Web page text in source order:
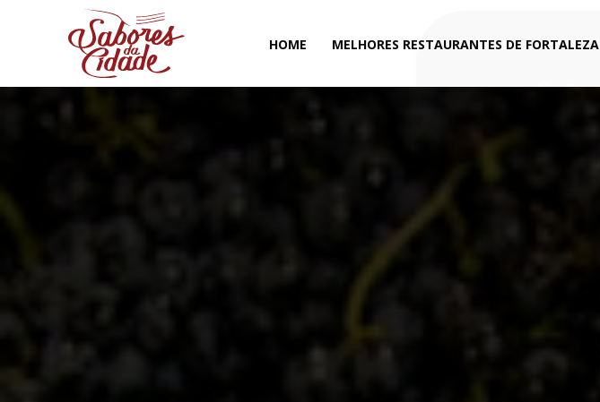
HOME MELHORES RESTAURANTES DE FORTALEZA